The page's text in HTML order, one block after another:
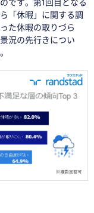
です。第1回目となる
「休暇」に関する調
た休暇の取りづら
況の先行きについ